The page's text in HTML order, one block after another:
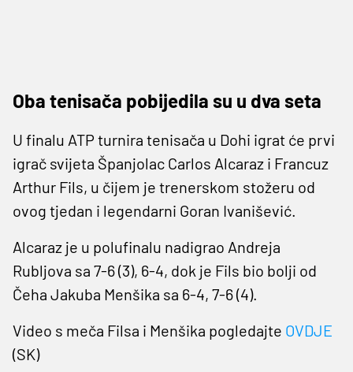
Oba tenisača pobijedila su u dva seta
U finalu ATP turnira tenisača u Dohi igrat će prvi
igrač svijeta Španjolac Carlos Alcaraz i Francuz
Arthur Fils, u čijem je trenerskom stožeru od
ovog tjedan i legendarni Goran Ivanišević.
Alcaraz je u polufinalu nadigrao Andreja
Rubljova sa 7-6 (3), 6-4, dok je Fils bio bolji od
Čeha Jakuba Menšika sa 6-4, 7-6 (4).
Video s meča Filsa i Menšika pogledajte OVDJE
(SK)